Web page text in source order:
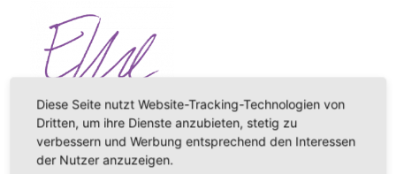
Bewusst führen. Wirksam handeln.
+43 664 51 87 420
PS:Folgen Sie mir auf LinkedIn
Diese Seite nutzt Website-Tracking-Technologien von
Dritten, um ihre Dienste anzubieten, stetig zu
verbessern und Werbung entsprechend den Interessen
der Nutzer anzuzeigen.